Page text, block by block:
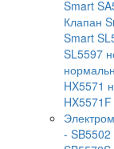
Smart
Клапан
Smart
SL5597
HX5571
-